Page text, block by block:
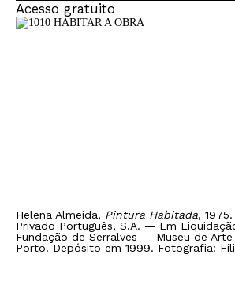
Acesso gratuito
Helena Almeida, Pintura Habitada,
Privado Português, S.A. — Em
Fundação de Serralves — Museu de
Porto. Depósito em 1999. Fotografia: